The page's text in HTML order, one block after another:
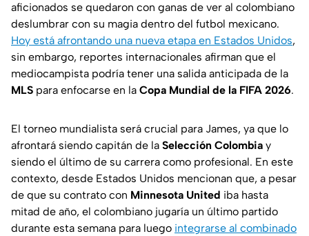
aficionados se quedaron con ganas de ver al colombiano
deslumbrar con su magia dentro del futbol mexicano.
Hoy está afrontando una nueva etapa en Estados Unidos,
sin embargo, reportes internacionales afirman que el
mediocampista podría tener una salida anticipada de la
MLS para enfocarse en la Copa Mundial de la FIFA 2026.
El torneo mundialista será crucial para James, ya que lo
afrontará siendo capitán de la Selección Colombia y
siendo el último de su carrera como profesional. En este
contexto, desde Estados Unidos mencionan que, a pesar
de que su contrato con Minnesota United iba hasta
mitad de año, el colombiano jugaría un último partido
durante esta semana para luego integrarse al combinado